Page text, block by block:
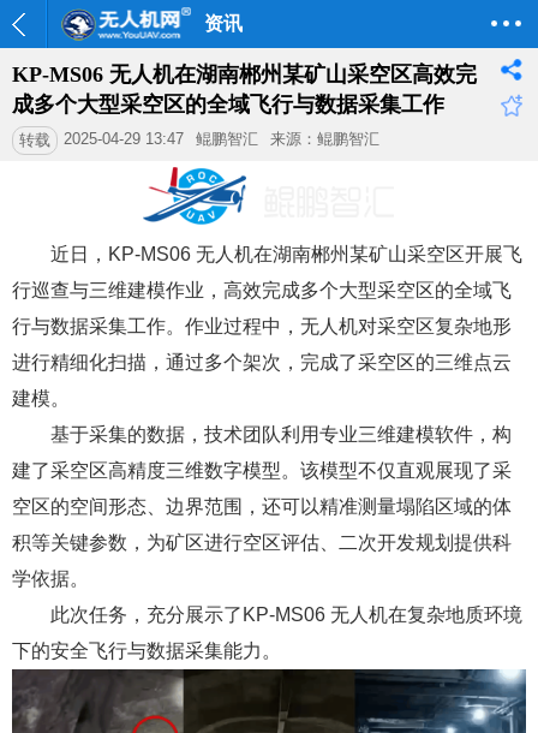
资讯
KP-MS06 无人机在湖南郴州某矿山采空区高效完
成多个大型采空区的全域飞行与数据采集工作
转载 2025-04-29 13:47 鲲鹏智汇 来源：鲲鹏智汇
近日，KP-MS06 无人机在湖南郴州某矿山采空区开展飞
行巡查与三维建模作业，高效完成多个大型采空区的全域飞
行与数据采集工作。作业过程中，无人机对采空区复杂地形
进行精细化扫描，通过多个架次，完成了采空区的三维点云
建模。
基于采集的数据，技术团队利用专业三维建模软件，构
建了采空区高精度三维数字模型。该模型不仅直观展现了采
空区的空间形态、边界范围，还可以精准测量塌陷区域的体
积等关键参数，为矿区进行空区评估、二次开发规划提供科
学依据。
此次任务，充分展示了KP-MS06 无人机在复杂地质环境
下的安全飞行与数据采集能力。